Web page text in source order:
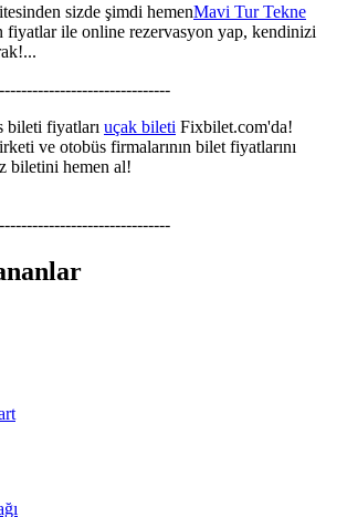
sizde şimdi hemenMavi Tur Tekne
fiyatlar ile online rezervasyon yap, kendinizi
bileti fiyatları uçak bileti Fixbilet.com'da!
ve otobüs firmalarının bilet fiyatlarını
biletini hemen al!